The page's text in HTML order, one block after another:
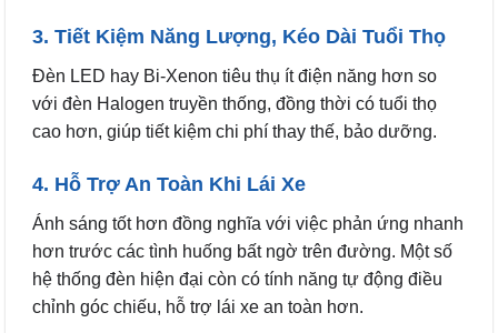
3. Tiết Kiệm Năng Lượng, Kéo Dài Tuổi Thọ
Đèn LED hay Bi-Xenon tiêu thụ ít điện năng hơn so
với đèn Halogen truyền thống, đồng thời có tuổi thọ
cao hơn, giúp tiết kiệm chi phí thay thế, bảo dưỡng.
4. Hỗ Trợ An Toàn Khi Lái Xe
Ánh sáng tốt hơn đồng nghĩa với việc phản ứng nhanh
hơn trước các tình huống bất ngờ trên đường. Một số
hệ thống đèn hiện đại còn có tính năng tự động điều
chỉnh góc chiếu, hỗ trợ lái xe an toàn hơn.